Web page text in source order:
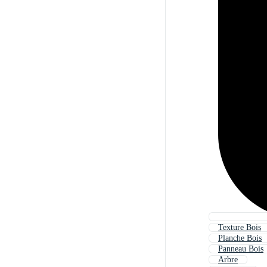
Texture Bois
Planche Bois
Panneau Bois
Arbre